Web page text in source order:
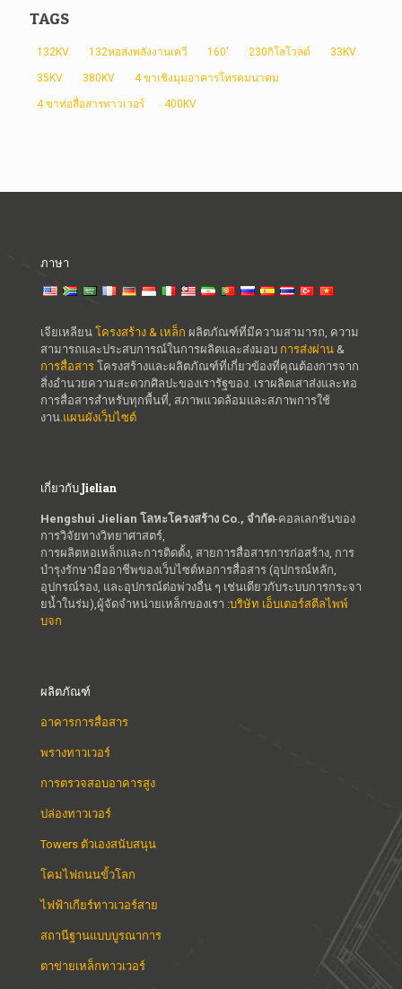
TAGS
132KV 132หอส่งพลังงานเควี 160' 230กิโลโวลต์ 33KV
35KV 380KV 4 ขาเชิงมุมอาคารโทรคมนาคม
4 ขาท่อสื่อสารทาวเวอร์ 400KV
ภาษา
เจียเหลียน โครงสร้าง & เหล็ก ผลิตภัณฑ์ที่มีความสามารถ, ความ
สามารถและประสบการณ์ในการผลิตและส่งมอบ การส่งผ่าน &
การสื่อสาร โครงสร้างและผลิตภัณฑ์ที่เกี่ยวข้องที่คุณต้องการจาก
สิ่งอำนวยความสะดวกศิลปะของเรารัฐของ. เราผลิตเสาส่งและหอ
การสื่อสารสำหรับทุกพื้นที่, สภาพแวดล้อมและสภาพการใช้
งาน.แผนผังเว็บไซต์
เกี่ยวกับ Jielian
Hengshui Jielian โลหะโครงสร้าง Co., จำกัด-คอลเลกชันของ
การวิจัยทางวิทยาศาสตร์,
การผลิตหอเหล็กและการติดตั้ง, สายการสื่อสารการก่อสร้าง, การ
บำรุงรักษามืออาชีพของเว็บไซต์หอการสื่อสาร (อุปกรณ์หลัก,
อุปกรณ์รอง, และอุปกรณ์ต่อพ่วงอื่น ๆ เช่นเดียวกับระบบการกระจา
ยน้ำในร่ม),ผู้จัดจำหน่ายเหล็กของเรา :บริษัท เอ็บเตอร์สตีลไพพ์
บจก
ผลิตภัณฑ์
อาคารการสื่อสาร
พรางทาวเวอร์
การตรวจสอบอาคารสูง
ปล่องทาวเวอร์
Towers ตัวเองสนับสนุน
โคมไฟถนนขั้วโลก
ไฟฟ้าเกียร์ทาวเวอร์สาย
สถานีฐานแบบบูรณาการ
ตาข่ายเหล็กทาวเวอร์